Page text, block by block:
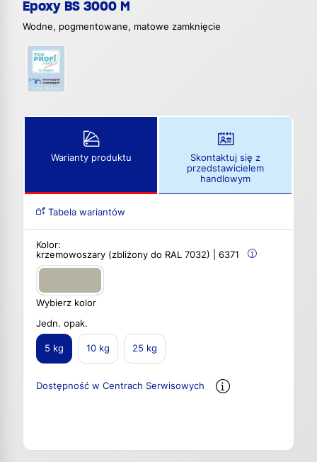
Epoxy BS 3000 M
Wodne, pogmentowane, matowe zamknięcie
Warianty produktu
Skontaktuj się z
przedstawicielem
handlowym
Tabela wariantów
Kolor:
krzemowoszary (zbliżony do RAL 7032) | 6371
Wybierz kolor
Jedn. opak.
5 kg 10 kg 25 kg
Dostępność w Centrach Serwisowych